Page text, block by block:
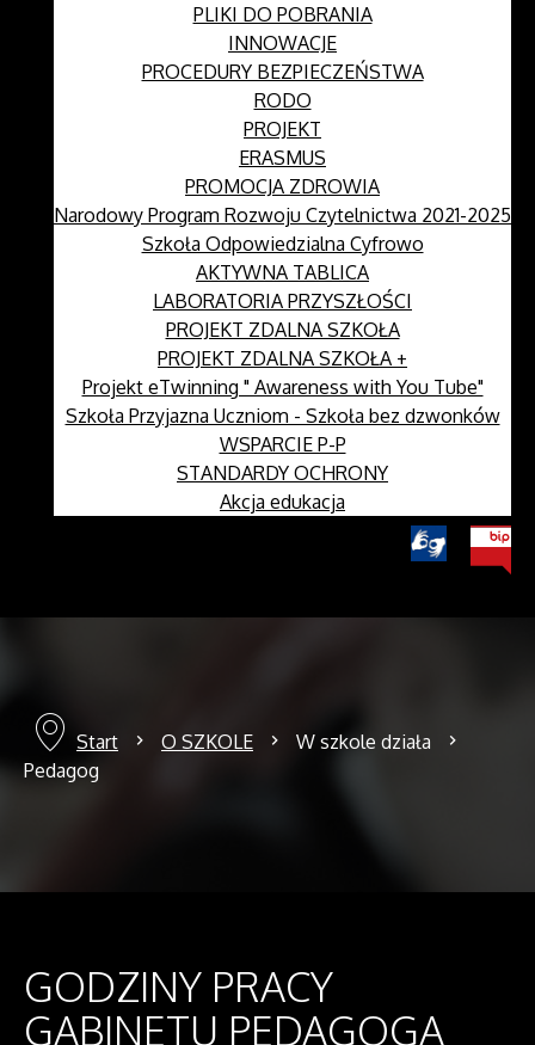
PLIKI DO POBRANIA
INNOWACJE
PROCEDURY BEZPIECZEŃSTWA
RODO
PROJEKT
ERASMUS
PROMOCJA ZDROWIA
Narodowy Program Rozwoju Czytelnictwa 2021-2025
Szkoła Odpowiedzialna Cyfrowo
AKTYWNA TABLICA
LABORATORIA PRZYSZŁOŚCI
PROJEKT ZDALNA SZKOŁA
PROJEKT ZDALNA SZKOŁA +
Projekt eTwinning " Awareness with You Tube"
Szkoła Przyjazna Uczniom - Szkoła bez dzwonków
WSPARCIE P-P
STANDARDY OCHRONY
Akcja edukacja
Start O SZKOLE
W szkole działa
Pedagog
GODZINY PRACY
GABINETU PEDAGOGA